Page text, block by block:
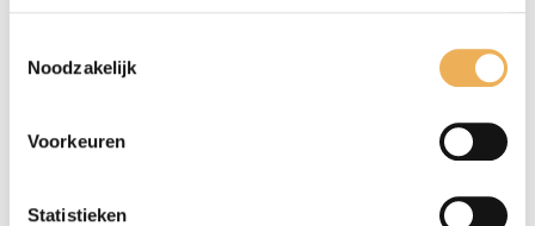
Noodzakelijk
Voorkeuren
Statistieken